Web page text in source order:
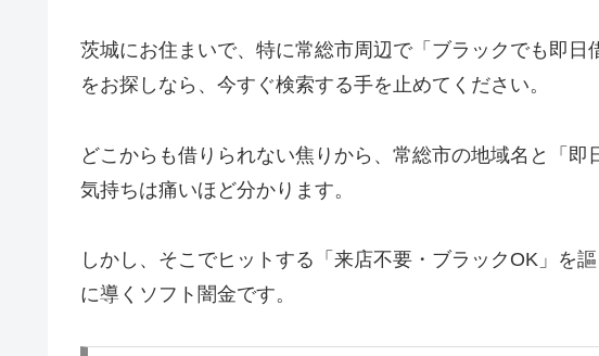
茨城にお住まいで、特に常総市周辺で「ブラックでも即日
をお探しなら、今すぐ検索する手を止めてください。
どこからも借りられない焦りから、常総市の地域名と「即
気持ちは痛いほど分かります。
しかし、そこでヒットする「来店不要・ブラックOK」を
に導くソフト闇金です。